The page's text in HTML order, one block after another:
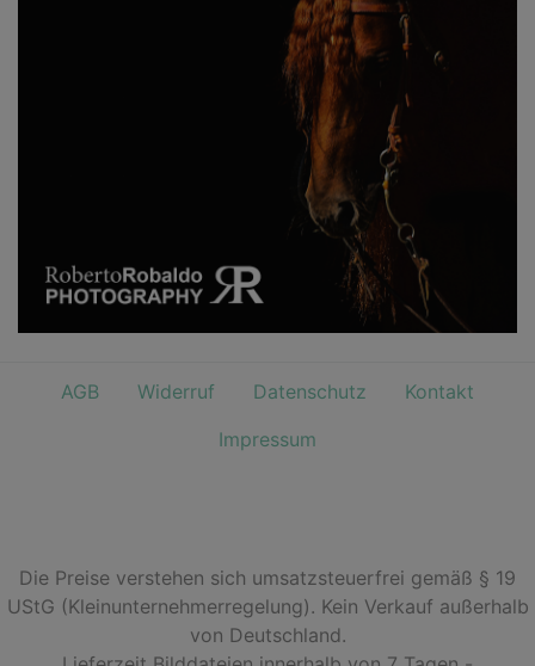
AGB Widerruf Datenschutz
Kontakt
Impressum
Die Preise verstehen sich umsatzsteuerfrei gemäß § 19
UStG (Kleinunternehmerregelung). Kein Verkauf außerhalb
von Deutschland.